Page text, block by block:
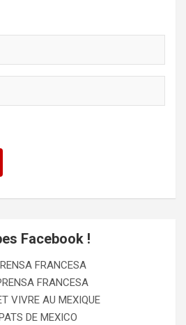
Facebook !
FRANCESA
FRANCESA
VIVRE AU MEXIQUE
DE MEXICO